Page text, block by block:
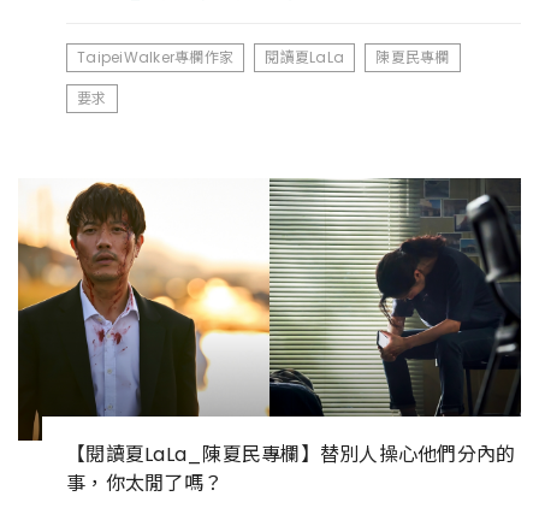
TaipeiWalker專欄作家 閱讀夏LaLa
陳夏民專欄
要求
【閱讀夏LaLa_陳夏民專欄】替別人操心他們分內的
事，你太閒了嗎？